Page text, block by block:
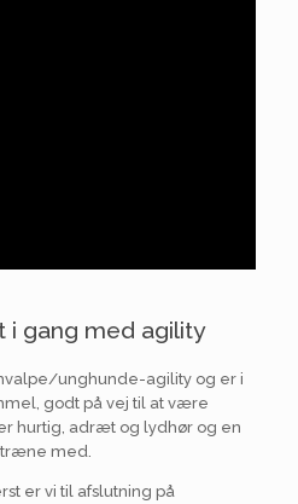
i gang med agility
unghunde-agility og er i
godt på vej til at være
hurtig, adræt og lydhør og en
med.
er vi til afslutning på